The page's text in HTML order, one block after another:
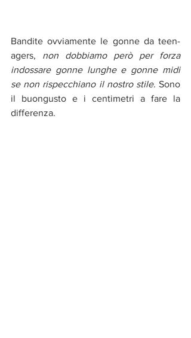
Bandite ovviamente le gonne da teen-
agers, non dobbiamo però per forza
indossare gonne lunghe e gonne midi
se non rispecchiano il nostro stile. Sono
il buongusto e i centimetri a fare la
differenza.